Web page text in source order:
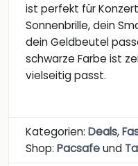
ist perfekt für
Sonnenbrille, dein
dein Geldbeutel
schwarze Farbe ist
vielseitig passt.
Kategorien: Deals,
Shop: Pacsafeund